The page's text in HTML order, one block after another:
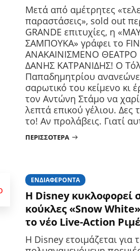
Μετά από αμέτρητες
παραστάσεις», sold out
GRANDE επιτυχίες, η
ΣΑΜΠΟΥΚΑ» γράφει το
ΑΝΑΚΑΙΝΙΣΜΕΝΟ
ΔΑΝΗΣ ΚΑΤΡΑΝΙΔΗΣ! Ο
Παπαδημητρίου
σαρωτικό του κείμενο κι
τον Αντώνη Στάμο να
λεπτά επικού γέλιου. Δες
το! Αν προλάβεις. Γιατί
ΠΕΡΙΣΣΌΤΕΡΑ
ΕΝΔΙΑΦΈΡΟΝΤΑ
Η Disney κυκλοφορεί
κούκλες «Snow
το νέο Live-Action
Η Disney ετοιμάζεται για